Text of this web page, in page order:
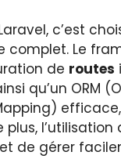
c’est
complet. Le
de routes
qu’un ORM
plus,
de gérer